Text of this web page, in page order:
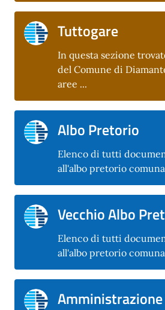
Tuttogare
In questa sezione
del Comune di
aree ...
Albo Pretorio
Elenco di tutti
all'albo pretorio
Vecchio Albo
Elenco di tutti
all'albo pretorio